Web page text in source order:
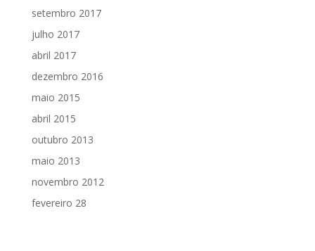
setembro 2017
julho 2017
abril 2017
dezembro 2016
maio 2015
abril 2015
outubro 2013
maio 2013
novembro 2012
fevereiro 28